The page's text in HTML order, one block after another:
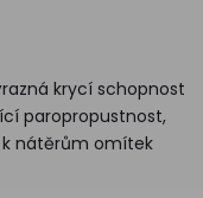
krycí schopnost
paropropustnost,
nátěrům omítek